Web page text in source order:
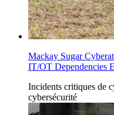
Mackay Sugar
IT/OT Dependencies
Incidents critiques de
cybersécurité